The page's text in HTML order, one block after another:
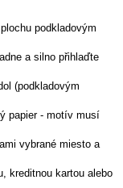
podkladovým
a silno přihlaďte
(podkladovým
papier - motív musí
vybrané miesto a
kreditnou kartou alebo